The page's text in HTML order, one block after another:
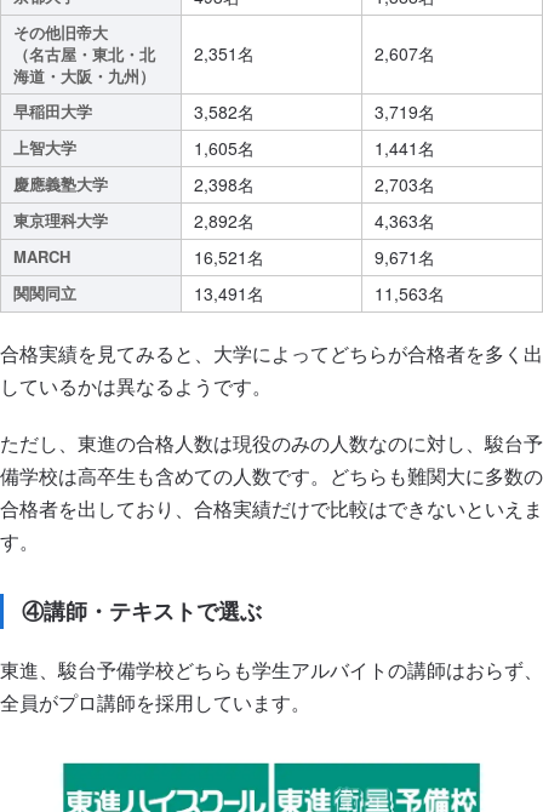
その他旧帝大
（名古屋・東北・北
海道・大阪・九州）
2,351名 2,607名
早稲田大学 3,582名 3,719名
上智大学 1,605名 1,441名
慶應義塾大学 2,398名 2,703名
東京理科大学 2,892名 4,363名
MARCH 16,521名 9,671名
関関同立 13,491名 11,563名
合格実績を見てみると、大学によってどちらが合格者を多く出
しているかは異なるようです。
ただし、東進の合格人数は現役のみの人数なのに対し、駿台予
備学校は高卒生も含めての人数です。どちらも難関大に多数の
合格者を出しており、合格実績だけで比較はできないといえま
す。
④講師・テキストで選ぶ
東進、駿台予備学校どちらも学生アルバイトの講師はおらず、
全員がプロ講師を採用しています。